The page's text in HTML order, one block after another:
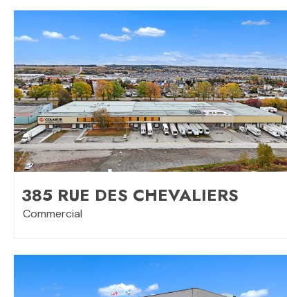
385 RUE DES CHEVALIERS
Commercial